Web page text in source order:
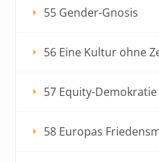
55 Gender-Gnosis
56 Eine Kultur ohne
57 Equity-Demokratie
58 Europas